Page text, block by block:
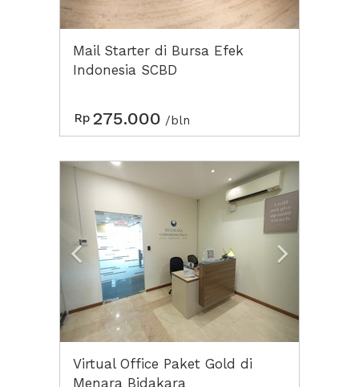
Mail Starter di Bursa Efek
Indonesia SCBD
Rp 275.000 /bln
Previous Next2
Virtual Office Paket Gold di
Menara Bidakara